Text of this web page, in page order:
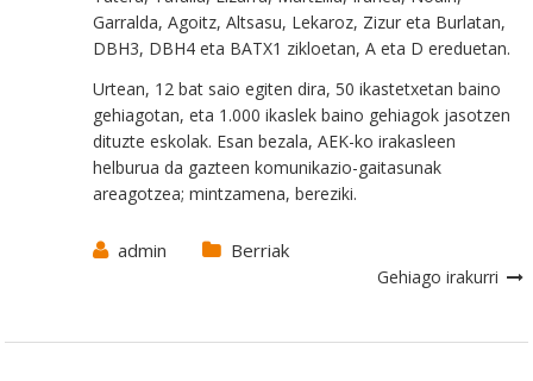
Garralda, Agoitz, Altsasu, Lekaroz, Zizur eta Burlatan,
DBH3, DBH4 eta BATX1 zikloetan, A eta D ereduetan.
Urtean, 12 bat saio egiten dira, 50 ikastetxetan baino
gehiagotan, eta 1.000 ikaslek baino gehiagok jasotzen
dituzte eskolak. Esan bezala, AEK-ko irakasleen
helburua da gazteen komunikazio-gaitasunak
areagotzea; mintzamena, bereziki.
admin Berriak
Gehiago irakurri